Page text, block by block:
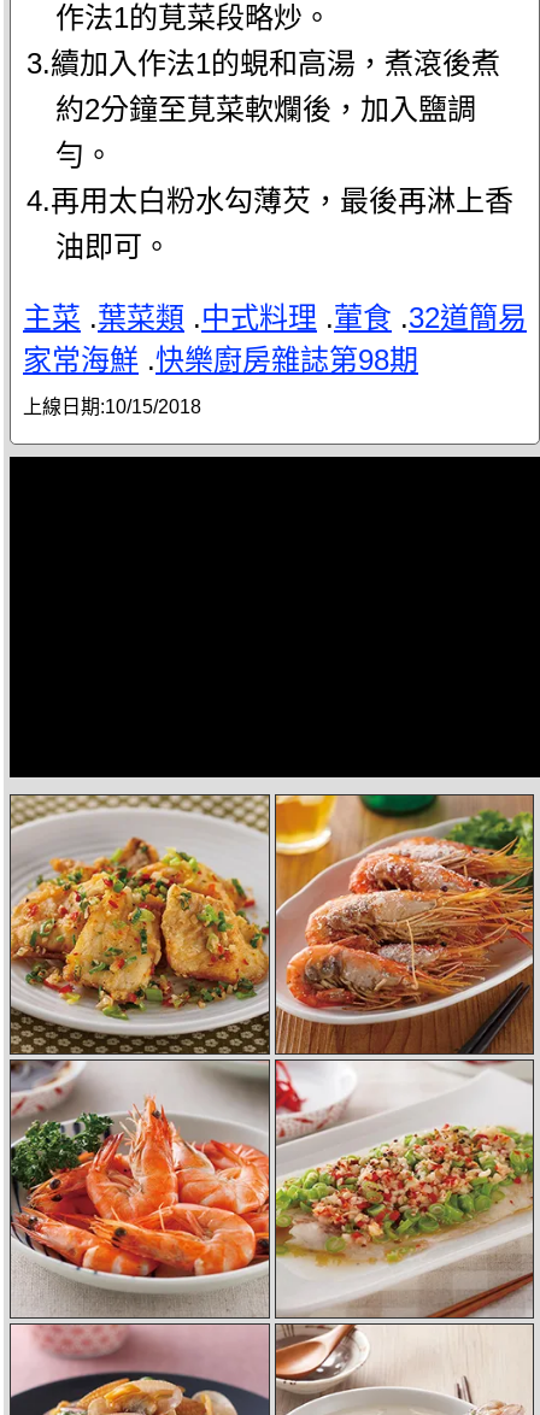
作法1的莧菜段略炒。
3.續加入作法1的蜆和高湯，煮滾後煮
約2分鐘至莧菜軟爛後，加入鹽調
勻。
4.再用太白粉水勾薄芡，最後再淋上香
油即可。
主菜 .葉菜類 .中式料理 .葷食 .32道簡易
家常海鮮 .快樂廚房雜誌第98期
上線日期:10/15/2018